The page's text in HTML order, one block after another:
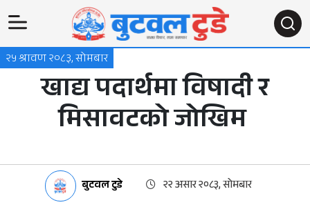
२५ श्रावण २०८३, सोमबार
खाद्य पदार्थमा विषादी र
मिसावटको जोखिम
बुटवल टुडे २२ असार २०८३, सोमबार